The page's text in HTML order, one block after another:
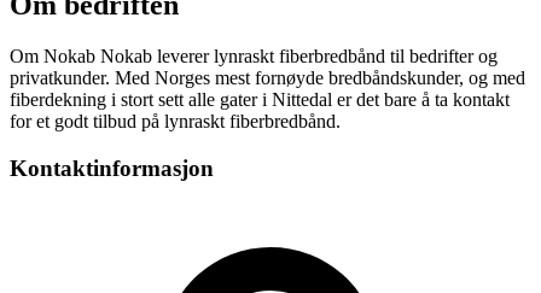
Om Nokab Nokab leverer lynraskt fiberbredbånd til bedrifter og
privatkunder. Med Norges mest fornøyde bredbåndskunder, og med
fiberdekning i stort sett alle gater i Nittedal er det bare å ta kontakt
for et godt tilbud på lynraskt fiberbredbånd.
Kontaktinformasjon